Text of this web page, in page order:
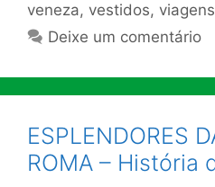
veneza, vestidos,
Deixe um comentário
ESPLENDORES
ROMA – História